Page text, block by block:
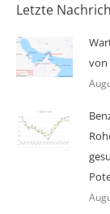
Letzte
von